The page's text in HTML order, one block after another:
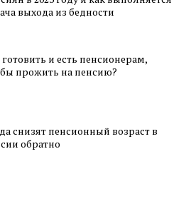
выхода из бедности
готовить и есть пенсионерам,
прожить на пенсию?
снизят пенсионный возраст в
обратно